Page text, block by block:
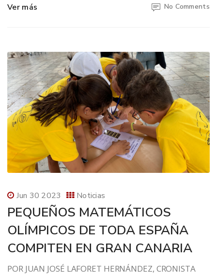
Ver más No Comments
Jun 30 2023 Noticias
PEQUEÑOS MATEMÁTICOS
OLÍMPICOS DE TODA ESPAÑA
COMPITEN EN GRAN CANARIA
POR JUAN JOSÉ LAFORET HERNÁNDEZ, CRONISTA